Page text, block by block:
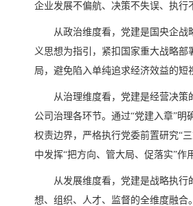
企业发展不偏航、决策不失误、执行
从政治维度看，党建是国央企战
义思想为指引，紧扣国家重大战略
局，避免陷入单纯追求经济效益的短
从治理维度看，党建是经营决策
公司治理各环节。通过“党建入章”
权责边界，严格执行党委前置研究“
中发挥“把方向、管大局、促落实”
从发展维度看，党建是战略执行
想、组织、人才、监督的全维度融